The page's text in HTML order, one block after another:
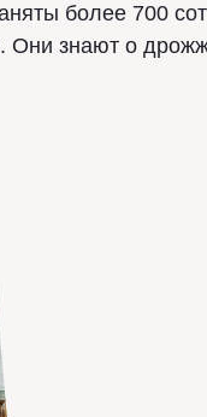
более 700
Они знают о